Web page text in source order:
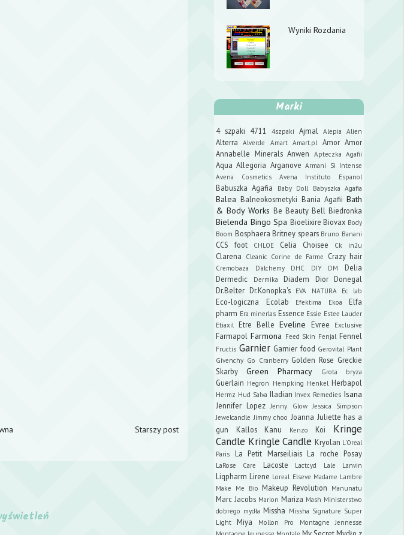
Starszy post
Wyniki Rozdania
Marki
4 szpaki 4711 4szpaki Ajmal Alepia Alien
Alterra Alverde Amart Amart.pl
Amor Amor
Annabelle Minerals Anwen Apteczka Agafii
Aqua Allegoria Arganove Armani Si Intense
Avena Cosmetics
Avena Instituto Espanol
Babuszka Agafia Baby Doll Babyszka Agafia
Balea Balneokosmetyki Bania Agafii Bath
& Body Works Be Beauty Bell Biedronka
Bielenda Bingo Spa Bioelixire Biovax Body
Boom Bosphaera Britney spears Bruno Banani
CCS foot CHLOE Celia Choisee Ck in2u
Clarena Cleanic Corine de Farme Crazy hair
Cremobaza D'alchemy DHC DIY DM
Delia
Dermedic
Dermika Diadem Dior
Donegal
Dr.Belter Dr.Konopka's EVA NATURA Ec lab
Eco-logiczna Ecolab Efektima Ekoa
Elfa
pharm Era minerlas Essence Essie Estee Lauder
Etiaxil
Etre Belle Eveline Evree Exclusive
Farmapol Farmona Feed Skin Fenjal Fennel
Fructis Garnier Garnier food Gerovital Plant
Givenchy Go Cranberry Golden Rose Greckie
Skarby
Green Pharmacy Grota bryza
Guerlain Hegron Hempking Henkel Herbapol
Hermz Hud Salva Iladian Invex Remedies Isana
Jennifer Lopez Jenny Glow Jessica Simpson
Jewelcandle Jimmy choo Joanna Juliette has a
gun
Kallos Kanu Kenzo Koi
Kringe
Candle Kringle Candle Kryolan L'Oreal
Paris
La Petit Marseiliais La roche Posay
LaRose Care Lacoste Lactcyd Lale Lanvin
Liqpharm Lirene Loreal Elseve Madame Lambre
Make Me Bio Makeup Revolution Manunatu
Marc Jacobs Marion Mariza Mash Ministerstwo
dobrego mydła Missha Missha Signature Super
Light
Miya Mollon Pro
Montagne Jennesse